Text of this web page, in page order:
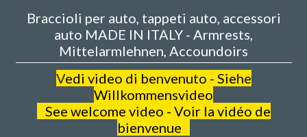
Braccioli per auto, tappeti auto, accessori
auto MADE IN ITALY - Armrests,
Mittelarmlehnen, Accoundoirs
Vedi video di benvenuto - Siehe
Willkommensvideo
See welcome video - Voir la vidéo de
bienvenue